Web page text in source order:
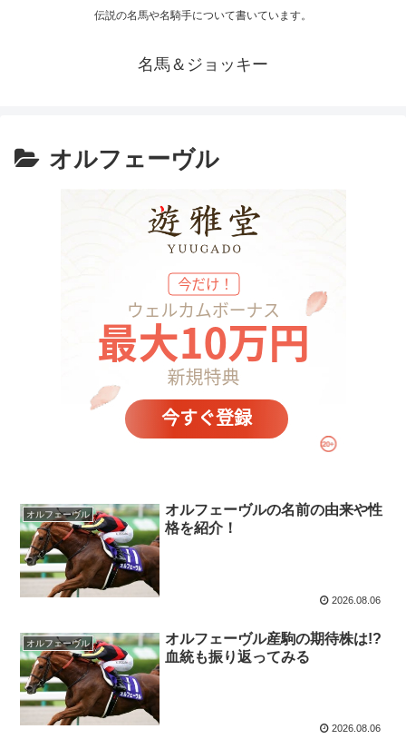
伝説の名馬や名騎手について書いています。
名馬＆ジョッキー
オルフェーヴル
オルフェーヴル
オルフェーヴルの名前の由来や性
格を紹介！
2026.08.06
オルフェーヴル
オルフェーヴル産駒の期待株は!?
血統も振り返ってみる
2026.08.06